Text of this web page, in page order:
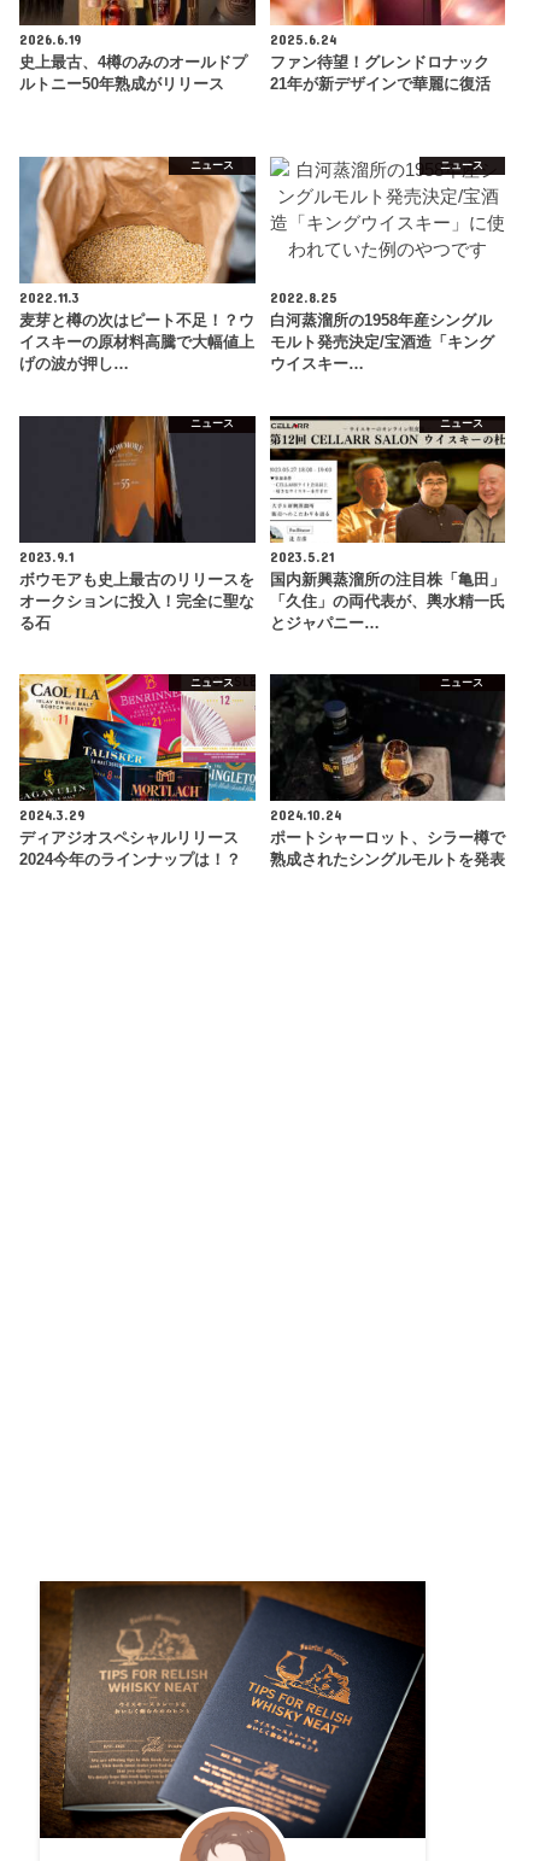
2026.6.19
史上最古、4樽のみのオールドプ
ルトニー50年熟成がリリース
2025.6.24
ファン待望！グレンドロナック
21年が新デザインで華麗に復活
ニュース
2022.11.3
麦芽と樽の次はピート不足！？ウ
イスキーの原材料高騰で大幅値上
げの波が押し…
ニュース
2022.8.25
白河蒸溜所の1958年産シングル
モルト発売決定/宝酒造「キング
ウイスキー…
ニュース
2023.9.1
ボウモアも史上最古のリリースを
オークションに投入！完全に聖な
る石
ニュース
2023.5.21
国内新興蒸溜所の注目株「亀田」
「久住」の両代表が、輿水精一氏
とジャパニー…
ニュース
2024.3.29
ディアジオスペシャルリリース
2024今年のラインナップは！？
ニュース
2024.10.24
ポートシャーロット、シラー樽で
熟成されたシングルモルトを発表